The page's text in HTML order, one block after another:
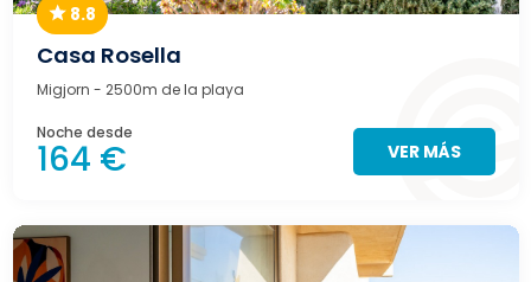
8.8
Casa Rosella
Migjorn - 2500m de la playa
Noche desde
164 € VER MÁS